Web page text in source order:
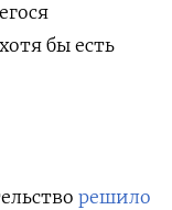
бы есть
решило